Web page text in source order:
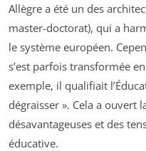
Allègre a été un des
master-doctorat), qui a
le système européen.
s’est parfois transformée en
exemple, il qualifiait
dégraisser ». Cela a ouvert
désavantageuses et des
éducative.